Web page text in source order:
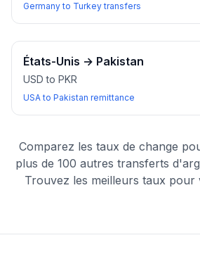
Germany to Turkey transfers
États-Unis → Pakistan
USD to PKR
USA to Pakistan remittance
Comparez les taux de change
plus de 100 autres transferts
Trouvez les meilleurs taux pour